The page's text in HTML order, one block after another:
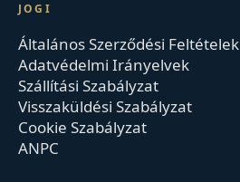
JOGI
Általános Szerződési Feltételek
Adatvédelmi Irányelvek
Szállítási Szabályzat
Visszaküldési Szabályzat
Cookie Szabályzat
ANPC